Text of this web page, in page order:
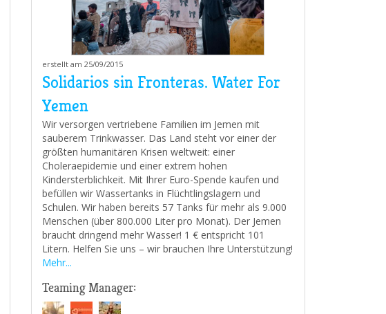
erstellt am 25/09/2015
Solidarios sin Fronteras. Water For
Yemen
Wir versorgen vertriebene Familien im Jemen mit
sauberem Trinkwasser. Das Land steht vor einer der
größten humanitären Krisen weltweit: einer
Choleraepidemie und einer extrem hohen
Kindersterblichkeit. Mit Ihrer Euro-Spende kaufen und
befüllen wir Wassertanks in Flüchtlingslagern und
Schulen. Wir haben bereits 57 Tanks für mehr als 9.000
Menschen (über 800.000 Liter pro Monat). Der Jemen
braucht dringend mehr Wasser! 1 € entspricht 101
Litern. Helfen Sie uns – wir brauchen Ihre Unterstützung!
Mehr...
Teaming Manager: